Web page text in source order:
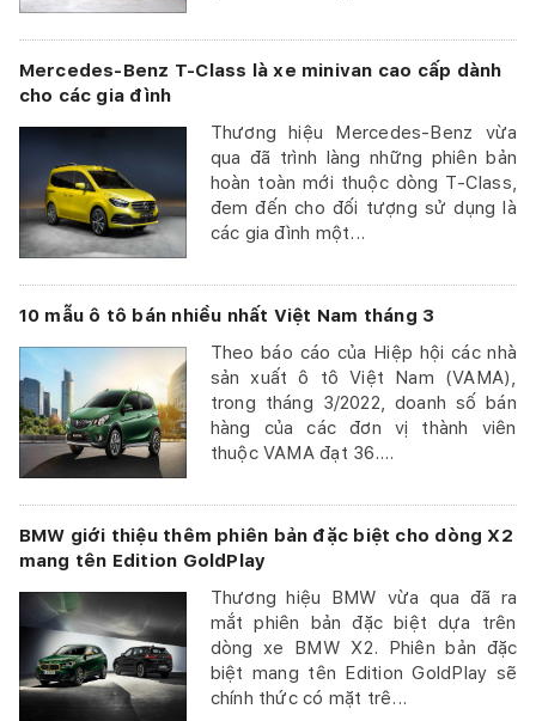
Mercedes-Benz T-Class là xe minivan cao cấp dành
cho các gia đình
Thương hiệu Mercedes-Benz vừa
qua đã trình làng những phiên bản
hoàn toàn mới thuộc dòng T-Class,
đem đến cho đối tượng sử dụng là
các gia đình một...
10 mẫu ô tô bán nhiều nhất Việt Nam tháng 3
Theo báo cáo của Hiệp hội các nhà
sản xuất ô tô Việt Nam (VAMA),
trong tháng 3/2022, doanh số bán
hàng của các đơn vị thành viên
thuộc VAMA đạt 36....
BMW giới thiệu thêm phiên bản đặc biệt cho dòng X2
mang tên Edition GoldPlay
Thương hiệu BMW vừa qua đã ra
mắt phiên bản đặc biệt dựa trên
dòng xe BMW X2. Phiên bản đặc
biệt mang tên Edition GoldPlay sẽ
chính thức có mặt trê...